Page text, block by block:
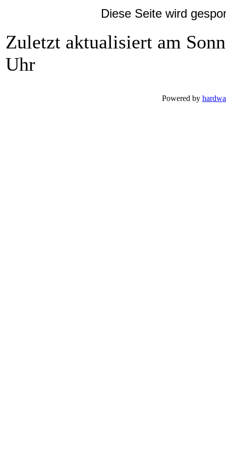
Diese Seite wird
Zuletzt aktualisiert am
Uhr
Powered by